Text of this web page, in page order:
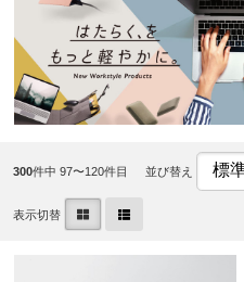
300件中 97〜120件目 並び替え
表示切替